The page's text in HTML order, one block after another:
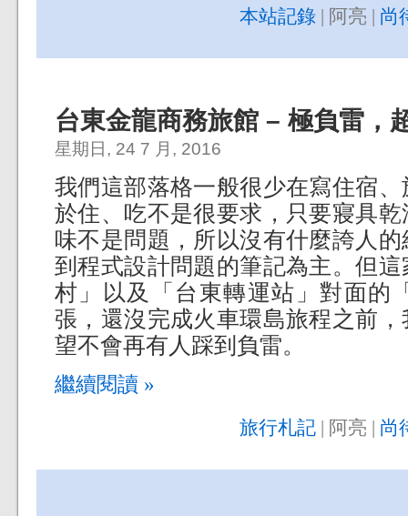
本站記錄 | 阿亮 | 尚
台東金龍商務旅館 – 極負雷，
星期日, 24 7 月, 2016
我們這部落格一般很少在寫住宿
於住、吃不是很要求，只要寢具
味不是問題，所以沒有什麼誇人
到程式設計問題的筆記為主。但
村」以及「台東轉運站」對面的
張，還沒完成火車環島旅程之前
望不會再有人踩到負雷。
繼續閱讀 »
旅行札記 | 阿亮 | 尚